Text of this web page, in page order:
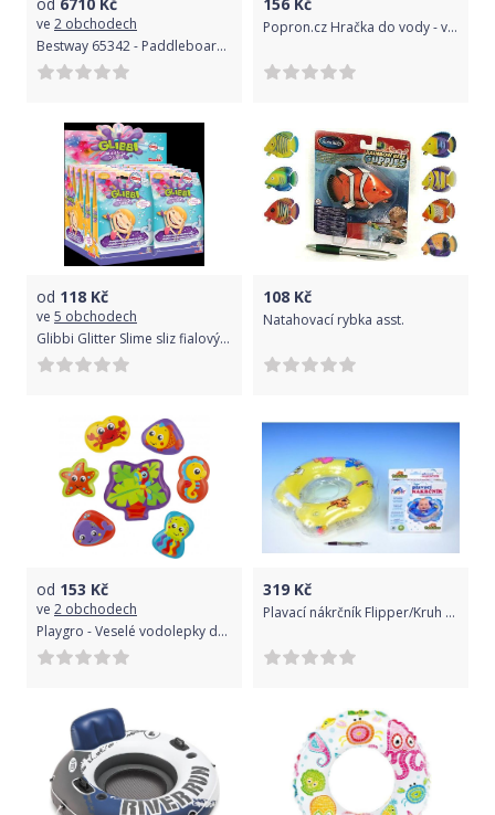
ve 2 obchodech
Bestway 65342 - Paddleboard - 305x84x12 cm
Popron.cz Hračka do vody - velryba
od 118 Kč
ve 5 obchodech
Glibbi Glitter Slime sliz fialový třpytivý
108 Kč
Natahovací rybka asst.
od 153 Kč
ve 2 obchodech
Playgro - Veselé vodolepky do vany
319 Kč
Plavací nákrčník Flipper/Kruh žlutý v krabici 0+